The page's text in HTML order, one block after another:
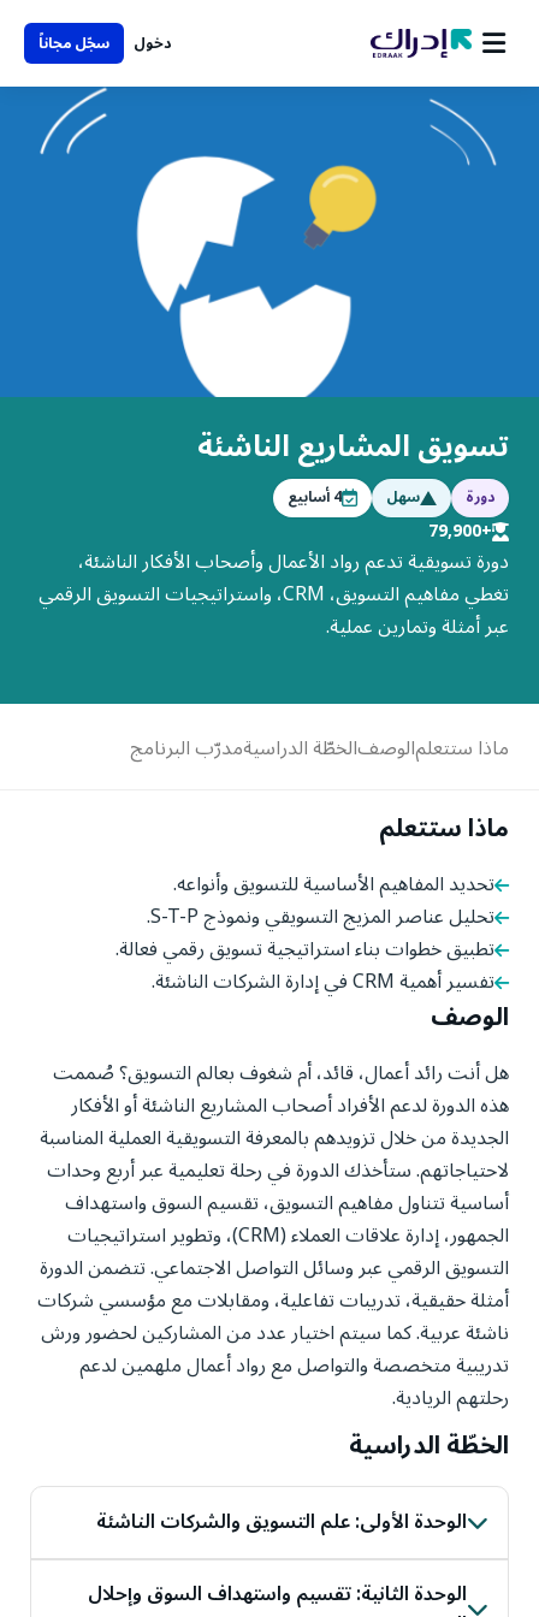
دخول سجّل مجاناً
تسويق المشاريع الناشئة
دورة سهل 4أسابيع
+79,900
دورة تسويقية تدعم رواد الأعمال وأصحاب الأفكار الناشئة،
تغطي مفاهيم التسويق، CRM، واستراتيجيات التسويق الرقمي
عبر أمثلة وتمارين عملية.
ماذا ستتعلمالوصفالخطّة الدراسيةمدرّب البرنامج
ماذا ستتعلم
تحديد المفاهيم الأساسية للتسويق وأنواعه.
تحليل عناصر المزيج التسويقي ونموذج S-T-P.
تطبيق خطوات بناء استراتيجية تسويق رقمي فعالة.
تفسير أهمية CRM في إدارة الشركات الناشئة.
الوصف
هل أنت رائد أعمال، قائد، أم شغوف بعالم التسويق؟ صُممت
هذه الدورة لدعم الأفراد أصحاب المشاريع الناشئة أو الأفكار
الجديدة من خلال تزويدهم بالمعرفة التسويقية العملية المناسبة
لاحتياجاتهم. ستأخذك الدورة في رحلة تعليمية عبر أربع وحدات
أساسية تتناول مفاهيم التسويق، تقسيم السوق واستهداف
الجمهور، إدارة علاقات العملاء (CRM)، وتطوير استراتيجيات
التسويق الرقمي عبر وسائل التواصل الاجتماعي. تتضمن الدورة
أمثلة حقيقية، تدريبات تفاعلية، ومقابلات مع مؤسسي شركات
ناشئة عربية. كما سيتم اختيار عدد من المشاركين لحضور ورش
تدريبية متخصصة والتواصل مع رواد أعمال ملهمين لدعم
رحلتهم الريادية.
الخطّة الدراسية
الوحدة الأولى: علم التسويق والشركات الناشئة
تتناول هذه الوحدة مفهوم الشركات الناشئة، وتطور علم
التسويق الحديث ليتماشى مع تطور هذه الشركات. كما
الوحدة الثانية: تقسيم واستهداف السوق وإحلال